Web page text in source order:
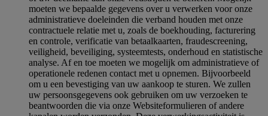
moeten we bepaalde gegevens over u verwerken voor onze
administratieve doeleinden die verband houden met onze
contractuele relatie met u, zoals de boekhouding, facturering
en controle, verificatie van betaalkaarten, fraudescreening,
veiligheid, beveiliging, systeemtests, onderhoud en statistische
analyse. Af en toe moeten we mogelijk om administratieve of
operationele redenen contact met u opnemen. Bijvoorbeeld
om u een bevestiging van uw aankoop te sturen. We zullen
uw persoonsgegevens ook gebruiken om uw verzoeken te
beantwoorden die via onze Websiteformulieren of andere